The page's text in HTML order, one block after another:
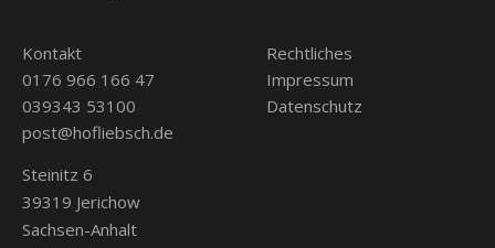
Kontakt
0176 966 166 47
039343 53100
post@hofliebsch.de
Steinitz 6
39319 Jerichow
Sachsen-Anhalt
Rechtliches
Impressum
Datenschutz